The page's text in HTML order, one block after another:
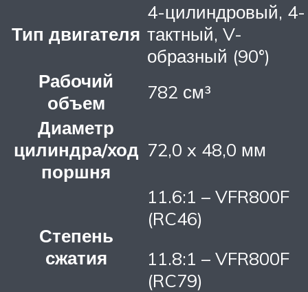
Тип двигателя
4-цилиндровый, 4-
тактный, V-
образный (90°)
Рабочий
объем
782 см³
Диаметр
цилиндра/ход
поршня
72,0 x 48,0 мм
Степень
сжатия
11.6:1 – VFR800F
(RC46)
11.8:1 – VFR800F
(RC79)